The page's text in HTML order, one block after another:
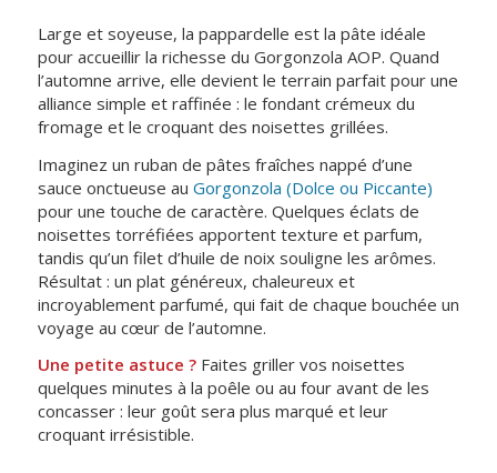
Large et soyeuse, la pappardelle est la pâte idéale
pour accueillir la richesse du Gorgonzola AOP. Quand
l’automne arrive, elle devient le terrain parfait pour une
alliance simple et raffinée : le fondant crémeux du
fromage et le croquant des noisettes grillées.
Imaginez un ruban de pâtes fraîches nappé d’une
sauce onctueuse au Gorgonzola (Dolce ou Piccante)
pour une touche de caractère. Quelques éclats de
noisettes torréfiées apportent texture et parfum,
tandis qu’un filet d’huile de noix souligne les arômes.
Résultat : un plat généreux, chaleureux et
incroyablement parfumé, qui fait de chaque bouchée un
voyage au cœur de l’automne.
Une petite astuce ?Faites griller vos noisettes
quelques minutes à la poêle ou au four avant de les
concasser : leur goût sera plus marqué et leur
croquant irrésistible.